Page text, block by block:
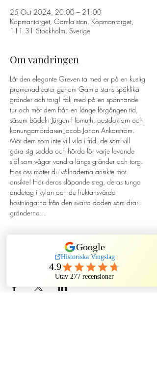
25 Oct 2024, 20:00 – 21:00
Köpmantorget, Gamla stan, Köpmantorget,
111 31 Stockholm, Sverige
Om vandringen
Låt den elegante Greven ta med er på en kuslig
promenadteater genom Gamla stans spöklika
gränder och torg! Följ med på en spännande
tur och möt dem från en länge förgången tid,
såsom bödeln Jürgen Homuth, pestdoktorn och
konungamördaren Jacob Johan Ankarström.
Möt dem som inte vill vila i frid, de som vill
göra sig sedda och hörda för varje levande
själ som vågar vandra längs gränder och torg.
Hos oss möter du vålnaderna ansikte mot
ansikte! Hör deras släpande steg, deras tunga
andetag i kylan och de fruktansvärda
hostningarna från den svarta döden som drar i
gränderna...
Dela evenemang